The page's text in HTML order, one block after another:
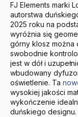
FJ Elements marki
autorstwa
2025 roku na
wyróżnia się
górny klosz można
swobodnie
jest w dół i
wbudowany
oświetlenie. Ta
wysokiej jakości
wykończenie
duńskiego designu.